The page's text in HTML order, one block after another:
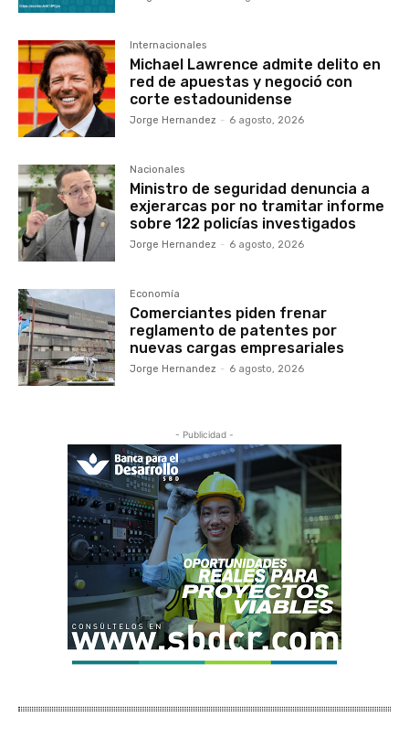
Internacionales
Michael Lawrence admite delito en
red de apuestas y negoció con
corte estadounidense
Jorge Hernandez - 6 agosto, 2026
Nacionales
Ministro de seguridad denuncia a
exjerarcas por no tramitar informe
sobre 122 policías investigados
Jorge Hernandez - 6 agosto, 2026
Economía
Comerciantes piden frenar
reglamento de patentes por
nuevas cargas empresariales
Jorge Hernandez - 6 agosto, 2026
- Publicidad -